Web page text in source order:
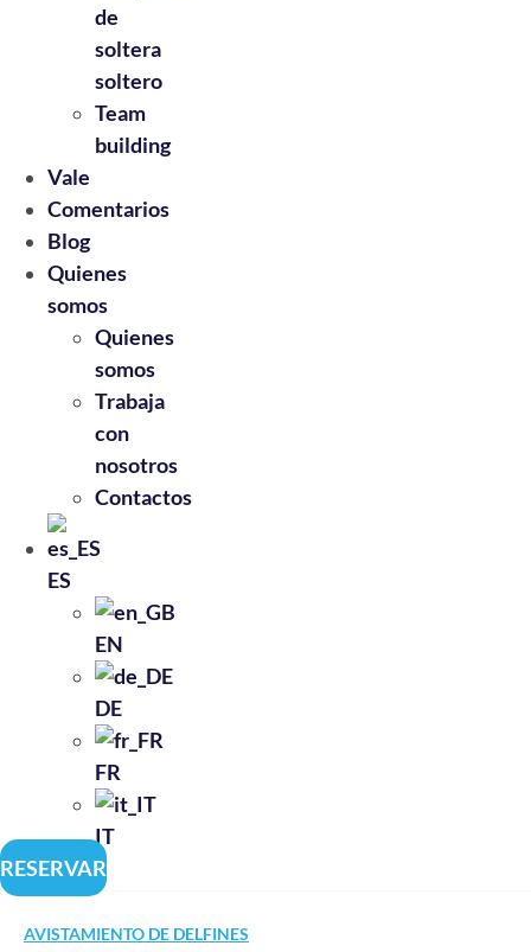
de
soltera
soltero
Team
building
Vale
Comentarios
Blog
Quienes
somos
Quienes
somos
Trabaja
con
nosotros
Contactos
ES
EN
DE
FR
IT
RESERVAR
AVISTAMIENTO DE DELFINES